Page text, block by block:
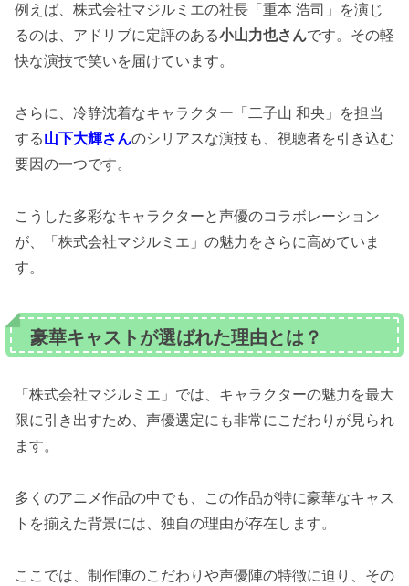
例えば、株式会社マジルミエの社長「重本 浩司」を演じ
るのは、アドリブに定評のある小山力也さんです。その軽
快な演技で笑いを届けています。
さらに、冷静沈着なキャラクター「二子山 和央」を担当
する山下大輝さんのシリアスな演技も、視聴者を引き込む
要因の一つです。
こうした多彩なキャラクターと声優のコラボレーション
が、「株式会社マジルミエ」の魅力をさらに高めていま
す。
豪華キャストが選ばれた理由とは？
「株式会社マジルミエ」では、キャラクターの魅力を最大
限に引き出すため、声優選定にも非常にこだわりが見られ
ます。
多くのアニメ作品の中でも、この作品が特に豪華なキャス
トを揃えた背景には、独自の理由が存在します。
ここでは、制作陣のこだわりや声優陣の特徴に迫り、その